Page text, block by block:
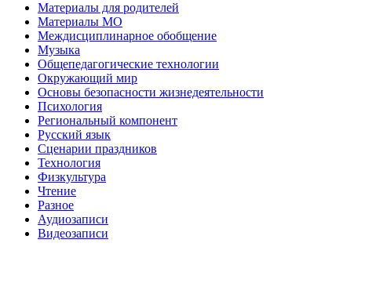
Материалы для родителей
Материалы МО
Междисциплинарное обобщение
Музыка
Общепедагогические технологии
Окружающий мир
Основы безопасности жизнедеятельности
Психология
Региональный компонент
Русский язык
Сценарии праздников
Технология
Физкультура
Чтение
Разное
Аудиозаписи
Видеозаписи